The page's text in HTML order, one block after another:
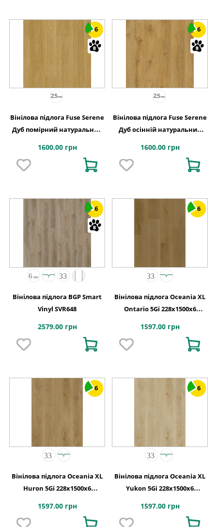
6
Вінілова підлога Fuse Serene
Дуб помірний натуральний
1600.00 грн
6
Вінілова підлога Fuse Serene
Дуб осінній натуральний
1600.00 грн
6
Вінілова підлога BGP Smart
Vinyl SVR648
2579.00 грн
6
Вінілова підлога Oceania XL
Ontario 5Gi 228x1500х6
1597.00 грн
6
Вінілова підлога Oceania XL
Huron 5Gi 228x1500х6
1597.00 грн
6
Вінілова підлога Oceania XL
Yukon 5Gi 228x1500х6
1597.00 грн